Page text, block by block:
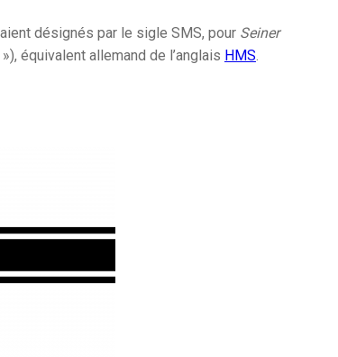
désignés par le sigle SMS, pour Seiner
équivalent allemand de l’anglais HMS